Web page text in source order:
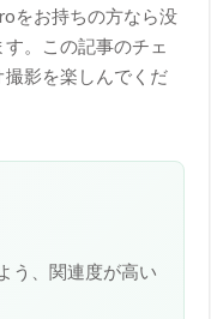
をお持ちの方なら没
。この記事のチェ
影を楽しんでくだ
う、関連度が高い